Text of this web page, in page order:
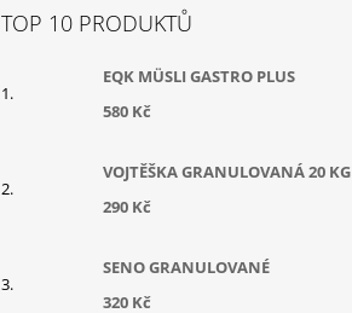
TOP 10 PRODUKTŮ
EQK MÜSLI GASTRO PLUS
580 Kč
VOJTĚŠKA GRANULOVANÁ 20 KG
290 Kč
SENO GRANULOVANÉ
320 Kč